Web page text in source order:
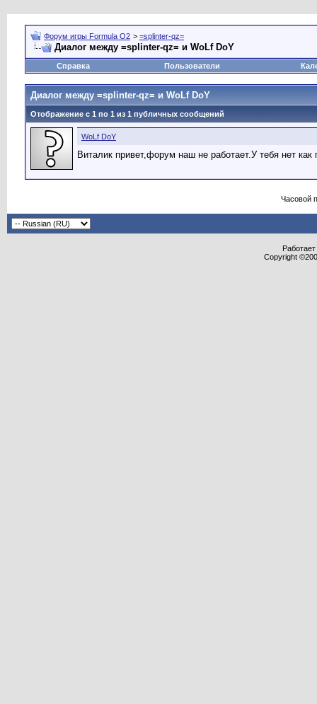
Форум игры Formula O2 > =splinter-qz=
Диалог между =splinter-qz= и WoLf DoY
Справка Пользователи
Диалог между =splinter-qz= и WoLf DoY
Отображение с 1 по 1 из 1 публичных сообщений
WoLf DoY
Виталик привет,форум наш не работает.У тебя нет
Часовой
Copyright